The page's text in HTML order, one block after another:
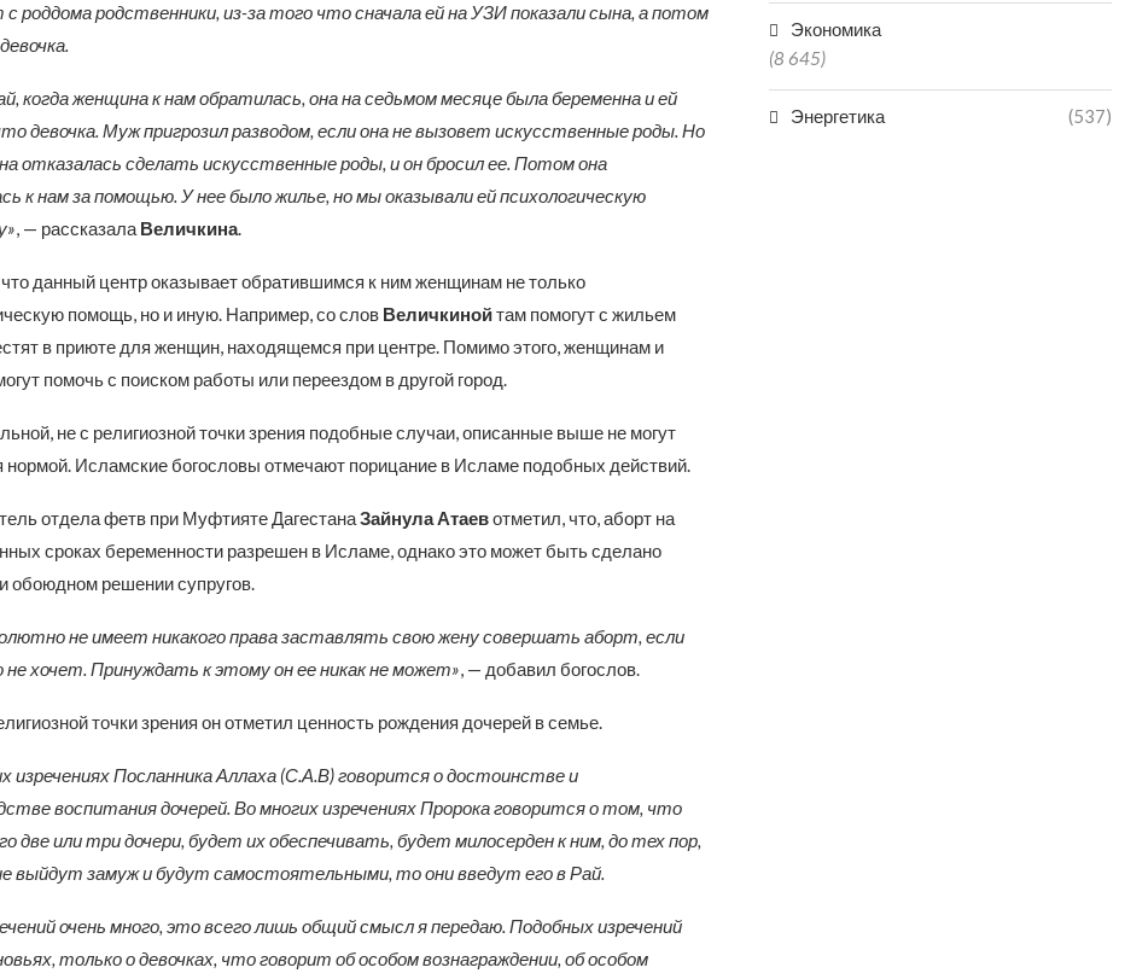
роддома родственники, из-за того что сначала ей на УЗИ показали сына, а потом
когда женщина к нам обратилась, она на седьмом месяце была беременна и ей
девочка. Муж пригрозил разводом, если она не вызовет искусственные роды. Но
отказалась сделать искусственные роды, и он бросил ее. Потом она
к нам за помощью. У нее было жилье, но мы оказывали ей психологическую
, — рассказалаВеличкина.
данный центр оказывает обратившимся к ним женщинам не только
помощь, но и иную. Например, со слов Величкинойтам помогут с жильем
в приюте для женщин, находящемся при центре. Помимо этого, женщинам и
помочь с поиском работы или переездом в другой город.
не с религиозной точки зрения подобные случаи, описанные выше не могут
нормой. Исламские богословы отмечают порицание в Исламе подобных действий.
отдела фетв при Муфтияте ДагестанаЗайнула Атаевотметил, что, аборт на
сроках беременности разрешен в Исламе, однако это может быть сделано
обоюдном решении супругов.
не имеет никакого права заставлять свою жену совершать аборт, если
не хочет. Принуждать к этому он ее никак не может», — добавил богослов.
точки зрения он отметил ценность рождения дочерей в семье.
изречениях Посланника Аллаха (С.А.В) говорится о достоинстве и
воспитания дочерей. Во многих изречениях Пророка говорится о том, что
две или три дочери, будет их обеспечивать, будет милосерден к ним, до тех пор,
выйдут замуж и будут самостоятельными, то они введут его в Рай.
очень много, это всего лишь общий смысл я передаю. Подобных изречений
только о девочках, что говорит об особом вознаграждении, об особом
Экономика
(8 645)
Энергетика (537)